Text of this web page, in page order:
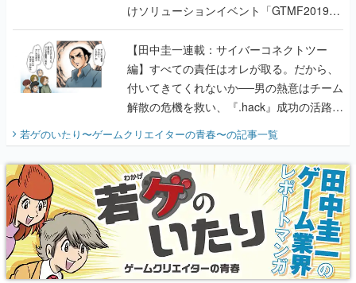
けソリューションイベント「GTMF2019」
に行って、より理解を深めよう【PR】
【田中圭一連載：サイバーコネクトツー
編】すべての責任はオレが取る。だから、
付いてきてくれないか──男の熱意はチーム
解散の危機を救い、『.hack』成功の活路を
『少年ジャンプ』色だった【若ゲのいた
り】
若ゲのいたり〜ゲームクリエイターの青春〜の記事一覧